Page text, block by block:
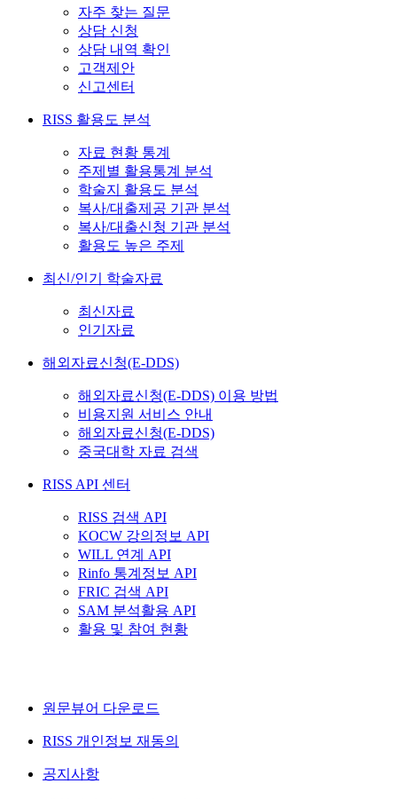
자주 찾는 질문
상담 신청
상담 내역 확인
고객제안
신고센터
RISS 활용도 분석
자료 현황 통계
주제별 활용통계 분석
학술지 활용도 분석
복사/대출제공 기관 분석
복사/대출신청 기관 분석
활용도 높은 주제
최신/인기 학술자료
최신자료
인기자료
해외자료신청(E-DDS)
해외자료신청(E-DDS) 이용 방법
비용지원 서비스 안내
해외자료신청(E-DDS)
중국대학 자료 검색
RISS API 센터
RISS 검색 API
KOCW 강의정보 API
WILL 연계 API
Rinfo 통계정보 API
FRIC 검색 API
SAM 분석활용 API
활용 및 참여 현황
원문뷰어 다운로드
RISS 개인정보 재동의
공지사항